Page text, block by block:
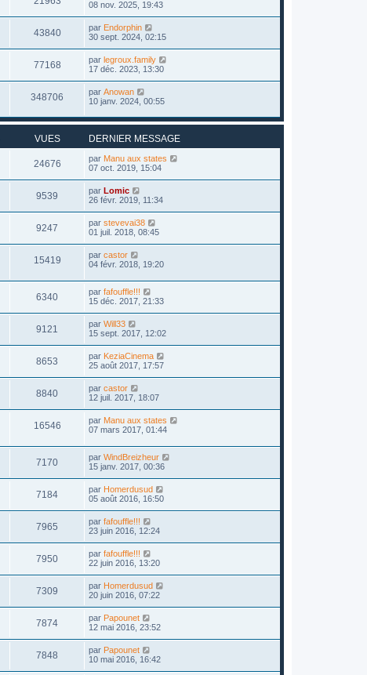
08 nov. 2025, 19:43
43840 par Endorphin
30 sept. 2024, 02:15
77168 par legroux.family
17 déc. 2023, 13:30
348706 par Anowan
10 janv. 2024, 00:55
VUES DERNIER MESSAGE
24676 par Manu aux states
07 oct. 2019, 15:04
9539 par Lomic
26 févr. 2019, 11:34
9247 par stevevai38
01 juil. 2018, 08:45
15419 par castor
04 févr. 2018, 19:20
6340 par fafouffle!!!
15 déc. 2017, 21:33
9121 par Will33
15 sept. 2017, 12:02
8653 par KeziaCinema
25 août 2017, 17:57
8840 par castor
12 juil. 2017, 18:07
16546 par Manu aux states
07 mars 2017, 01:44
7170 par WindBreizheur
15 janv. 2017, 00:36
7184 par Homerdusud
05 août 2016, 16:50
7965 par fafouffle!!!
23 juin 2016, 12:24
7950 par fafouffle!!!
22 juin 2016, 13:20
7309 par Homerdusud
20 juin 2016, 07:22
7874 par Papounet
12 mai 2016, 23:52
7848 par Papounet
10 mai 2016, 16:42